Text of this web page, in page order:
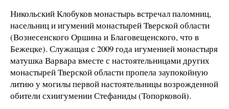
Никольский Клобуков монастырь встречал паломниц,
насельниц и игумений монастырей Тверской области
(Вознесенского Оршина и Благовещенского, что в
Бежецке). Служащая с 2009 года игуменией монастыря
матушка Варвара вместе с настоятельницами других
монастырей Тверской области пропела заупокойную
литию у могилы первой настоятельницы возрожденной
обители схиигумении Стефаниды (Топорковой).